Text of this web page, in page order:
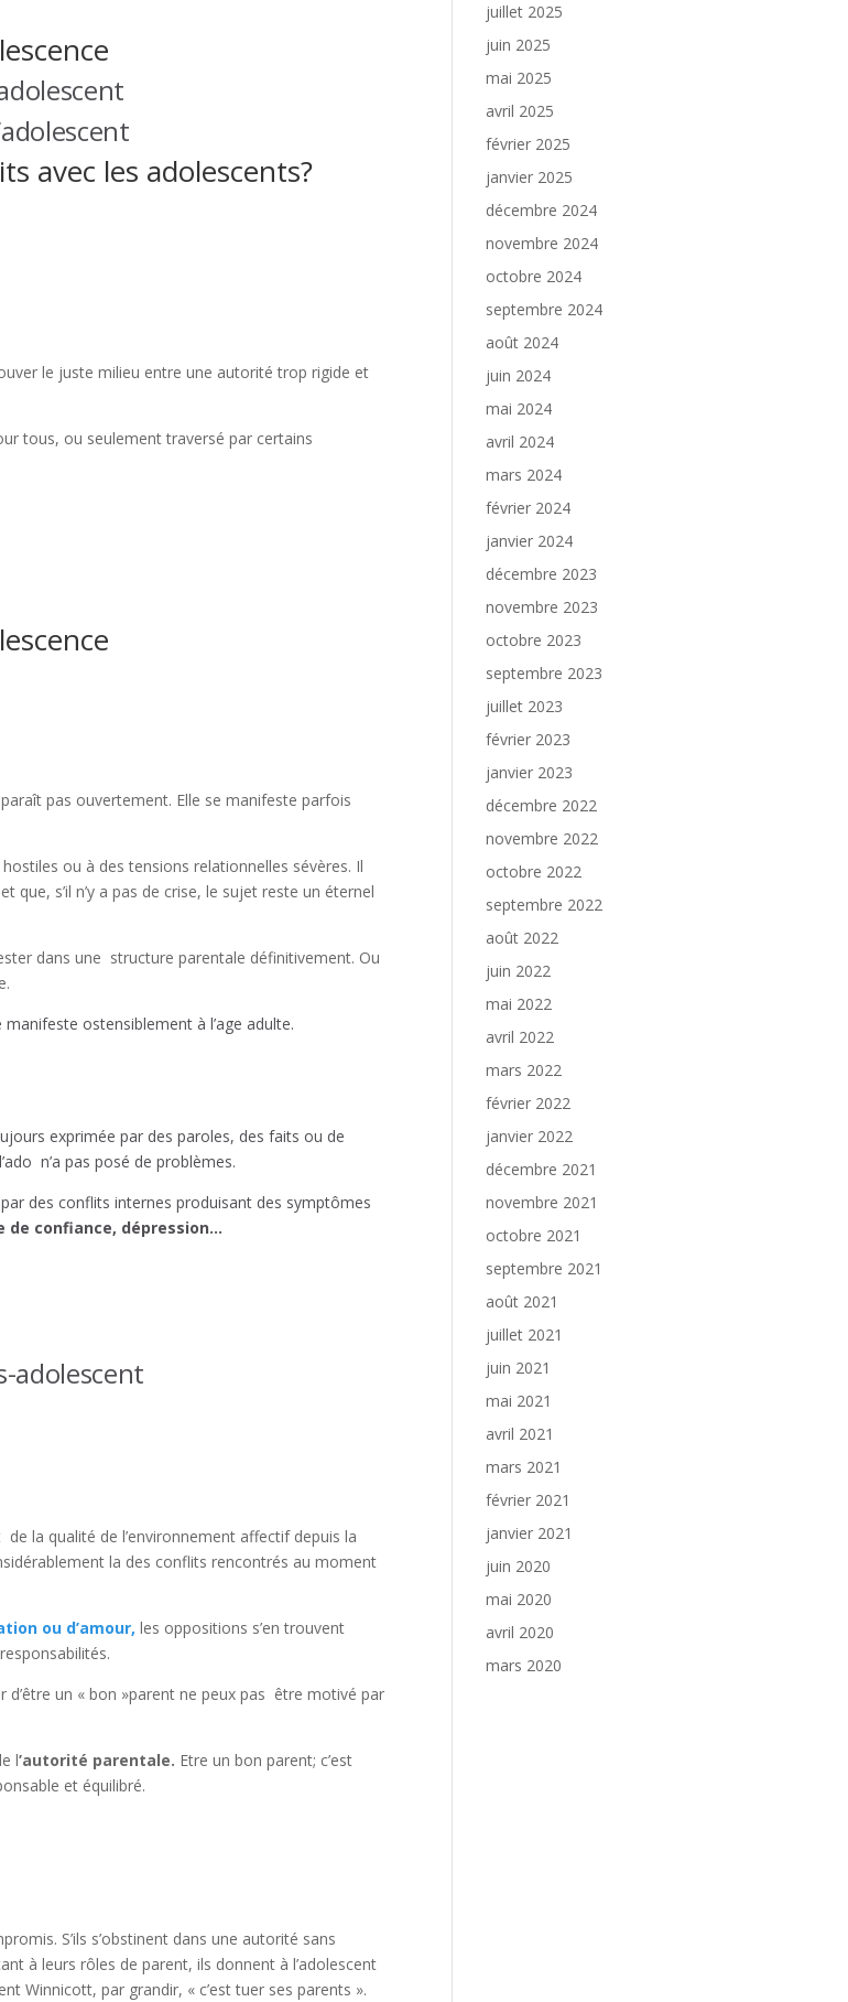
avec les adolescents?
le juste milieu entre une autorité trop rigide et
tous, ou seulement traversé par certains
pas ouvertement. Elle se manifeste parfois
ou à des tensions relationnelles sévères. Il
que, s’il n’y a pas de crise, le sujet reste un éternel
dans une structure parentale définitivement. Ou
ostensiblement à l’age adulte.
exprimée par des paroles, des faits ou de
n’a pas posé de problèmes.
des conflits internes produisant des symptômes
de confiance, dépression…
adolescent
de la qualité de l’environnement affectif depuis la
la des conflits rencontrés au moment
ou d’amour, les oppositions s’en trouvent
un « bon »parent ne peux pas être motivé par
l’autorité parentale. Etre un bon parent; c’est
et équilibré.
S’ils s’obstinent dans une autorité sans
à leurs rôles de parent, ils donnent à l’adolescent
Winnicott, par grandir, « c’est tuer ses parents ».
juillet 2025
juin 2025
mai 2025
avril 2025
février 2025
janvier 2025
décembre 2024
novembre 2024
octobre 2024
septembre 2024
août 2024
juin 2024
mai 2024
avril 2024
mars 2024
février 2024
janvier 2024
décembre 2023
novembre 2023
octobre 2023
septembre 2023
juillet 2023
février 2023
janvier 2023
décembre 2022
novembre 2022
octobre 2022
septembre 2022
août 2022
juin 2022
mai 2022
avril 2022
mars 2022
février 2022
janvier 2022
décembre 2021
novembre 2021
octobre 2021
septembre 2021
août 2021
juillet 2021
juin 2021
mai 2021
avril 2021
mars 2021
février 2021
janvier 2021
juin 2020
mai 2020
avril 2020
mars 2020